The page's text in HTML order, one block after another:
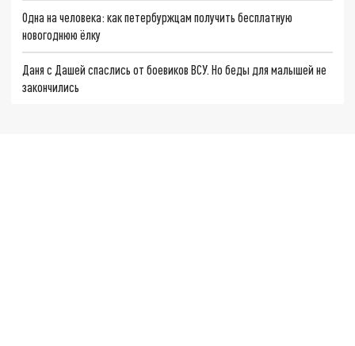
Одна на человека: как петербуржцам получить бесплатную
новогоднюю ёлку
Даня с Дашей спаслись от боевиков ВСУ. Но беды для малышей не
закончились